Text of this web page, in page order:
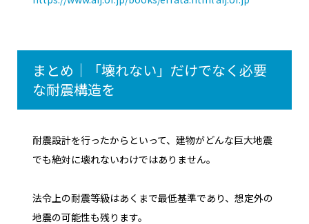
まとめ｜「壊れない」だけでなく必要
な耐震構造を
耐震設計を行ったからといって、建物がどんな巨大地震
でも絶対に壊れないわけではありません。
法令上の耐震等級はあくまで最低基準であり、想定外の
地震の可能性も残ります。